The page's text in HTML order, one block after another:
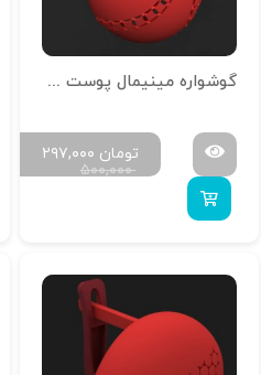
گوشواره مینیمال پوست خور تمام آینه G-M-P-23
۵۰۰,۰۰۰
۲۹۷,۰۰۰ تومان